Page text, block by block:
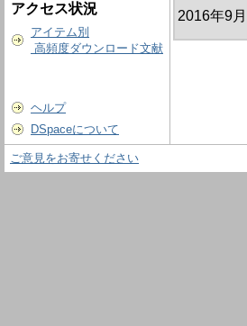
アクセス状況
アイテム別
高頻度ダウンロード文献
ヘルプ
DSpaceについて
2016年9月
ご意見をお寄せください